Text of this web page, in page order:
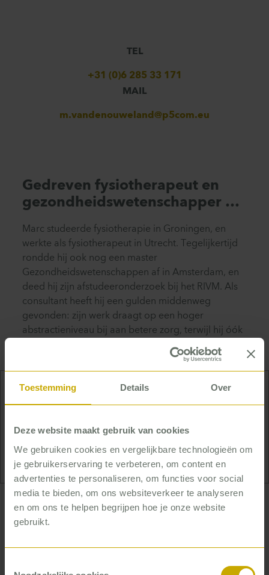
Toestemming Details Over
Deze website maakt gebruik van cookies
We gebruiken cookies en vergelijkbare technologieën om
je gebruikerservaring te verbeteren, om content en
advertenties te personaliseren, om functies voor social
media te bieden, om ons websiteverkeer te analyseren
en om ons te helpen begrijpen hoe je onze website
gebruikt.
TEL
+31 (0)6 285 33 171
MAIL
m.vandenouweland@p5com.eu
Gedreven fysiotherapeut en
gezondheidswetenschapper …
Marc studeerde fysiotherapie in Groningen, en
werkte als fysiotherapeut in Utrecht. Tegelijkertijd
rondde hij ook nog een master
Gezondheidswetenschappen af in Amsterdam, en
deed hij zijn afstudeeronderzoek bij het RIVM. Als
consultant heeft hij een gulden middenweg
gevonden: zijn werk draagt op een hoger
abstractieniveau bij aan betere zorg, terwijl hij óók
direct contact heeft met de mensen uit de praktijk.
Marc is gek op sport. Hij voetbalt in een
óók aan tennis, padel en squash. En in de winter
skiet hij graag.
… die graag met anderen werkt
aan tastbaar resultaat
professional én patiënt. Daar draait het om voor